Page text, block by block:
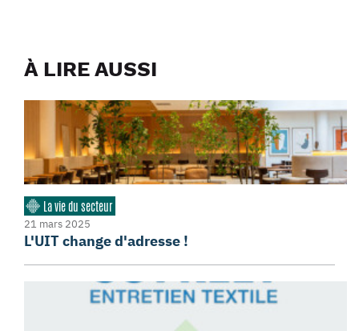
À LIRE AUSSI
La vie du secteur
21 mars 2025
L'UIT change d'adresse !